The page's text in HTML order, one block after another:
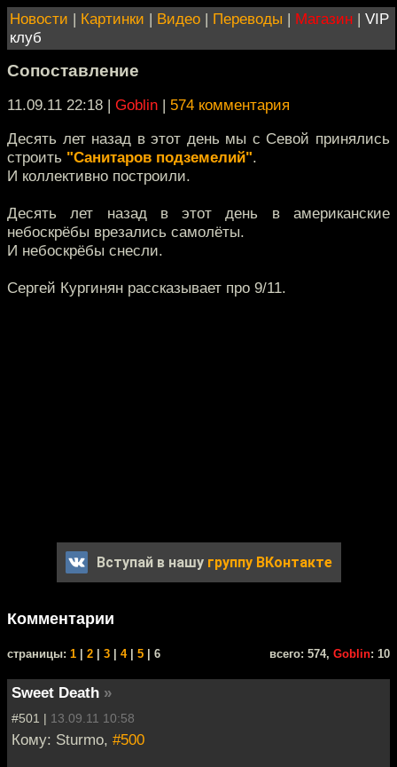
Новости | Картинки | Видео | Переводы | Магазин | VIP
клуб
Сопоставление
11.09.11 22:18 | Goblin | 574 комментария
Десять лет назад в этот день мы с Севой принялись
строить "Санитаров подземелий".
И коллективно построили.
Десять лет назад в этот день в американские
небоскрёбы врезались самолёты.
И небоскрёбы снесли.
Сергей Кургинян рассказывает про 9/11.
Вступай в нашу группу ВКонтакте
Комментарии
cтраницы: 1 2 3 4| 5 | 6 всего: 574, Goblin: 10
Sweet Death »
#501 | 13.09.11 10:58
Кому: Sturmo, #500